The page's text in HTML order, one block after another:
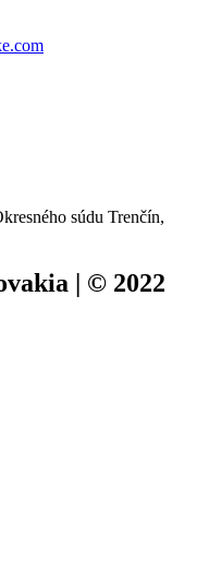
súdu Trenčín,
| © 2022